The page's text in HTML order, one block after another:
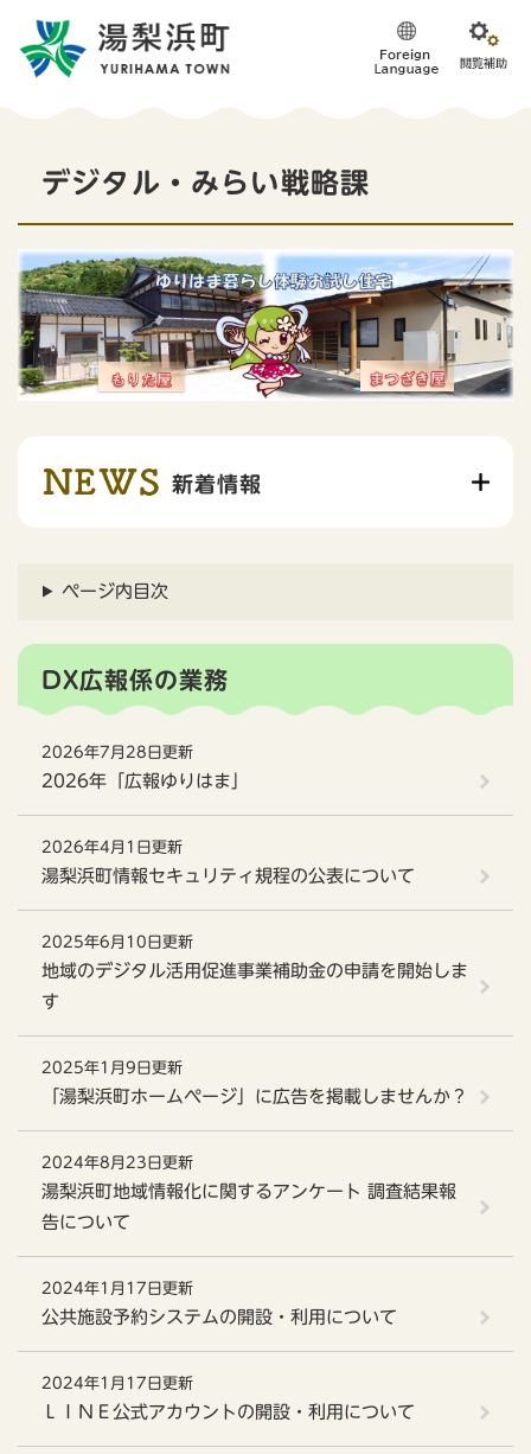
デジタル・みらい戦略課
新着情報
ページ内目次
DX広報係の業務
2026年7月28日更新
2026年「広報ゆりはま」
2026年4月1日更新
湯梨浜町情報セキュリティ規程の公表について
2025年6月10日更新
地域のデジタル活用促進事業補助金の申請を開始しま
す
2025年1月9日更新
「湯梨浜町ホームページ」に広告を掲載しませんか？
2024年8月23日更新
湯梨浜町地域情報化に関するアンケート 調査結果報
告について
2024年1月17日更新
公共施設予約システムの開設・利用について
2024年1月17日更新
ＬＩＮＥ公式アカウントの開設・利用について